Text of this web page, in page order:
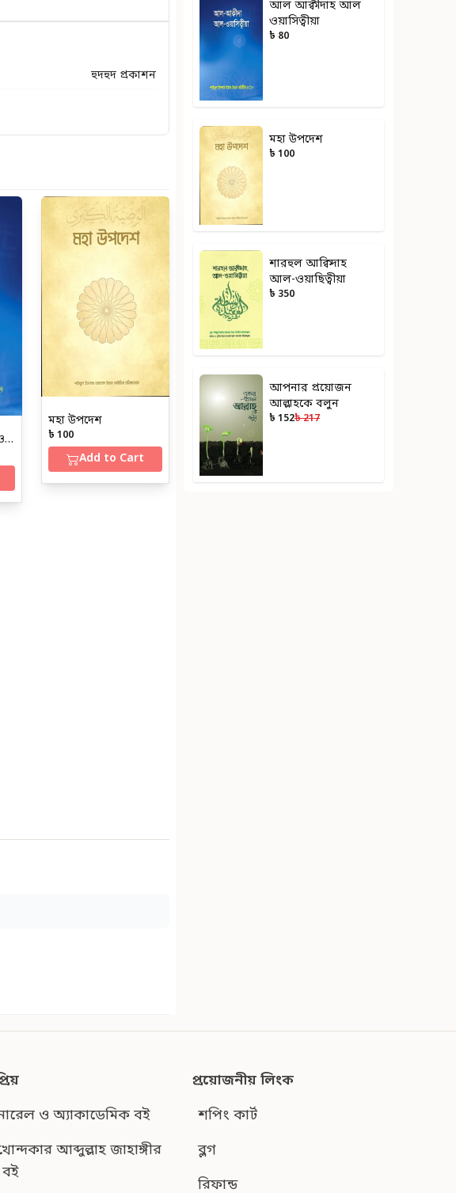
হুদহুদ প্রকাশন
আল আক্বীদাহ আল ওয়াসিত্বীয়া
মহা উপদেশ
৳ 100
Add to Cart
আল আক্বীদাহ আল
ওয়াসিত্বীয়া
৳ 80
মহা উপদেশ
৳ 100
শারহুল আক্বিদাহ
আল-ওয়াছিত্বীয়া
৳ 350
আপনার প্রয়োজন
আল্লাহকে বলুন
৳ 152৳ 217
ও অ্যাকাডেমিক বই
আব্দুল্লাহ জাহাঙ্গীর
প্রয়োজনীয় লিংক
শপিং কার্ট
ব্লগ
রিফান্ড